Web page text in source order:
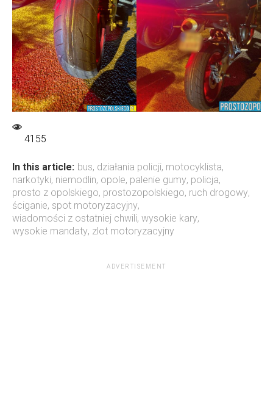
4155
In this article: bus, działania policji, motocyklista,
narkotyki, niemodlin, opole, palenie gumy, policja,
prosto z opolskiego, prostozopolskiego, ruch drogowy,
ściganie, spot motoryzacyjny,
wiadomości z ostatniej chwili, wysokie kary,
wysokie mandaty, zlot motoryzacyjny
ADVERTISEMENT